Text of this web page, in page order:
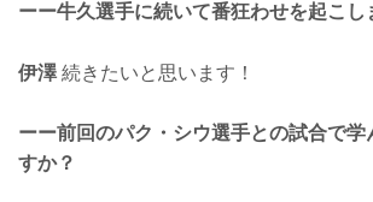
ーー牛久選手に続いて番狂わせを起こし
伊澤続きたいと思います！
ーー前回のパク・シウ選手との試合で学
すか？